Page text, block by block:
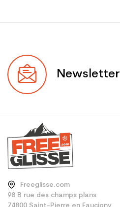
Newsletter
Freeglisse.com
98 B rue des champs plans